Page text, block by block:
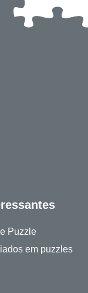
Puzzle
em puzzles